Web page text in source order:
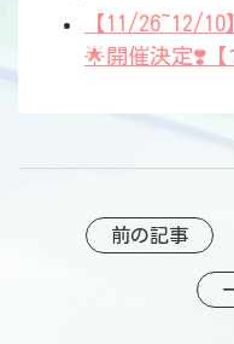
【11/26~12/
🌟開催決定❣️【
前の記事